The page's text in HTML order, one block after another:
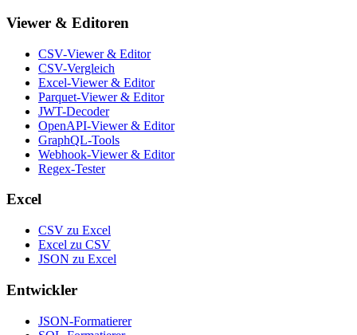
Viewer & Editoren
CSV-Viewer & Editor
CSV-Vergleich
Excel-Viewer & Editor
Parquet-Viewer & Editor
JWT-Decoder
OpenAPI-Viewer & Editor
GraphQL-Tools
Webhook-Viewer & Editor
Regex-Tester
Excel
CSV zu Excel
Excel zu CSV
JSON zu Excel
Entwickler
JSON-Formatierer